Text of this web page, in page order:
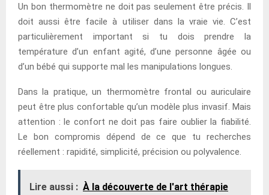
Un bon thermomètre ne doit pas seulement être précis. Il
doit aussi être facile à utiliser dans la vraie vie. C’est
particulièrement important si tu dois prendre la
température d’un enfant agité, d’une personne âgée ou
d’un bébé qui supporte mal les manipulations longues.
Dans la pratique, un thermomètre frontal ou auriculaire
peut être plus confortable qu’un modèle plus invasif. Mais
attention : le confort ne doit pas faire oublier la fiabilité.
Le bon compromis dépend de ce que tu recherches
réellement : rapidité, simplicité, précision ou polyvalence.
Lire aussi : À la découverte de l'art thérapie